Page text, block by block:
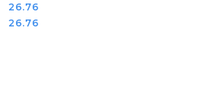
Cena:
26.76
Cena:
26.76